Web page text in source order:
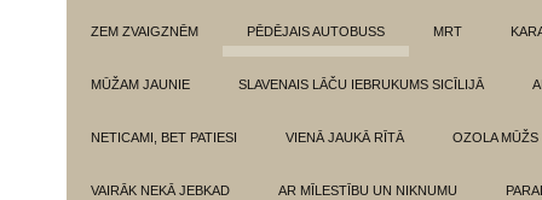
ZEM ZVAIGZNĒM PĒDĒJAIS AUTOBUSS MRT
MŪŽAM JAUNIE SLAVENAIS LĀČU IEBRUKUMS SICĪLIJĀ
NETICAMI, BET PATIESI VIENĀ JAUKĀ RĪTĀ OZOLA MŪŽS
VAIRĀK NEKĀ JEBKAD AR MĪLESTĪBU UN NIKNUMU